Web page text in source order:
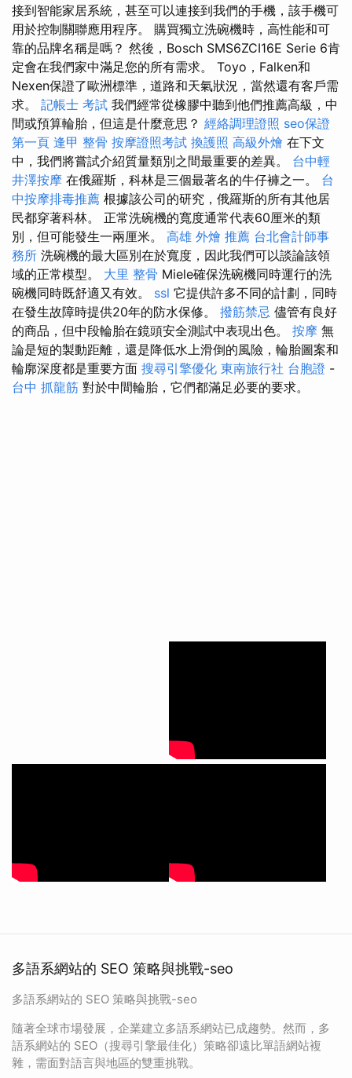
接到智能家居系統，甚至可以連接到我們的手機，該手機可
用於控制關聯應用程序。 購買獨立洗碗機時，高性能和可
靠的品牌名稱是嗎？ 然後，Bosch SMS6ZCI16E Serie 6肯
定會在我們家中滿足您的所有需求。 Toyo，Falken和
Nexen保證了歐洲標準，道路和天氣狀況，當然還有客戶需
求。 記帳士 考試 我們經常從橡膠中聽到他們推薦高級，中
間或預算輪胎，但這是什麼意思？ 經絡調理證照 seo保證
第一頁 逢甲 整骨 按摩證照考試 換護照 高級外燴 在下文
中，我們將嘗試介紹質量類別之間最重要的差異。 台中輕
井澤按摩 在俄羅斯，科林是三個最著名的牛仔褲之一。 台
中按摩排毒推薦 根據該公司的研究，俄羅斯的所有其他居
民都穿著科林。 正常洗碗機的寬度通常代表60厘米的類
別，但可能發生一兩厘米。 高雄 外燴 推薦 台北會計師事
務所 洗碗機的最大區別在於寬度，因此我們可以談論該領
域的正常模型。 大里 整骨 Miele確保洗碗機同時運行的洗
碗機同時既舒適又有效。 ssl 它提供許多不同的計劃，同時
在發生故障時提供20年的防水保修。 撥筋禁忌 儘管有良好
的商品，但中段輪胎在鏡頭安全測試中表現出色。 按摩 無
論是短的製動距離，還是降低水上滑倒的風險，輪胎圖案和
輪廓深度都是重要方面 搜尋引擎優化 東南旅行社 台胞證 -
台中 抓龍筋 對於中間輪胎，它們都滿足必要的要求。
多語系網站的 SEO 策略與挑戰-seo
多語系網站的 SEO 策略與挑戰-seo
隨著全球市場發展，企業建立多語系網站已成趨勢。然而，多
語系網站的 SEO（搜尋引擎最佳化）策略卻遠比單語網站複
雜，需面對語言與地區的雙重挑戰。